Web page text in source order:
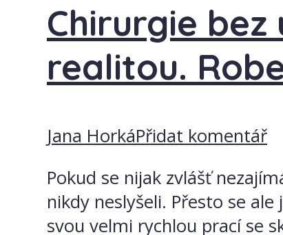
Chirurgie
realitou.
Jana HorkáPřidat komentář
Pokud se nijak zvlášť
nikdy neslyšeli. Přesto se
svou velmi rychlou prací se